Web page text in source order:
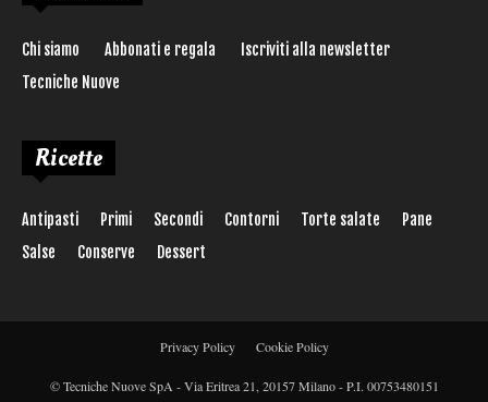
Chi siamo Abbonati e regala
Iscriviti alla newsletter
Tecniche Nuove
Ricette
Antipasti Primi Secondi Contorni Torte salate
Pane
Salse
Conserve Dessert
Privacy Policy Cookie Policy
© Tecniche Nuove SpA - Via Eritrea 21, 20157 Milano - P.I. 00753480151